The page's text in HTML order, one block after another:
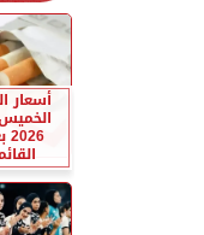
أسعار